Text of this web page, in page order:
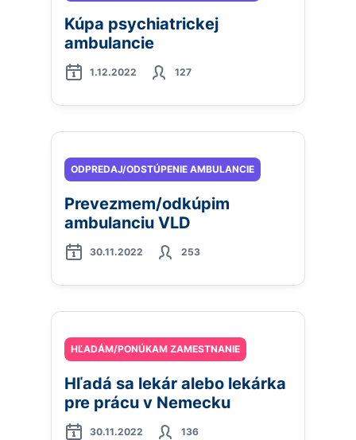
Kúpa psychiatrickej
ambulancie
1.12.2022 127
ODPREDAJ/ODSTÚPENIE AMBULANCIE
Prevezmem/odkúpim
ambulanciu VLD
30.11.2022 253
HĽADÁM/PONÚKAM ZAMESTNANIE
Hľadá sa lekár alebo lekárka
pre prácu v Nemecku
30.11.2022 136